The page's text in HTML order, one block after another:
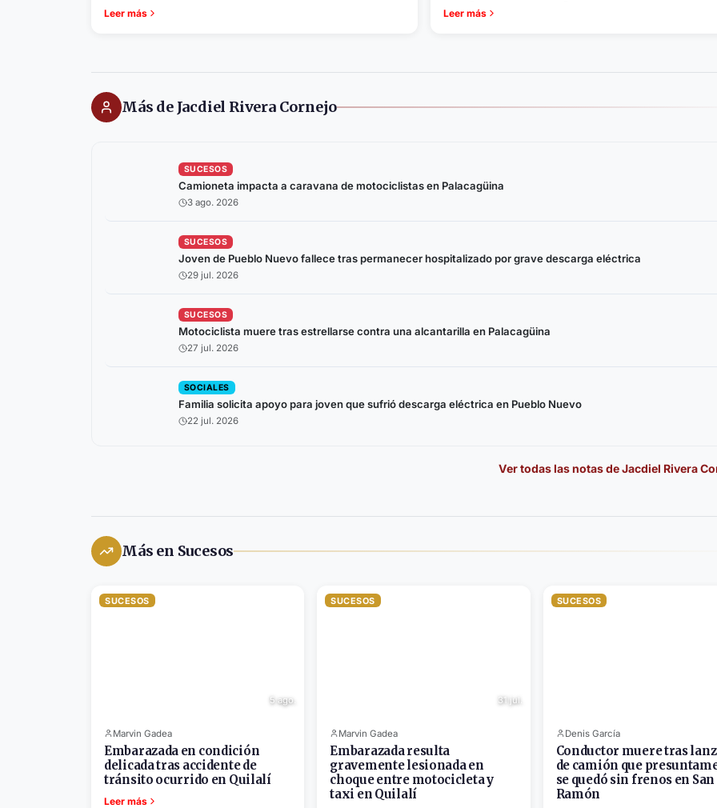
Leer más Leer más
Más de Jacdiel Rivera Cornejo
SUCESOS
Camioneta impacta a caravana de motociclistas en Palacagüina
3 ago. 2026
SUCESOS
Joven de Pueblo Nuevo fallece tras permanecer hospitalizado por grave descarga eléctrica
29 jul. 2026
SUCESOS
Motociclista muere tras estrellarse contra una alcantarilla en Palacagüina
27 jul. 2026
SOCIALES
Familia solicita apoyo para joven que sufrió descarga eléctrica en Pueblo Nuevo
22 jul. 2026
Ver todas las notas deJacdiel Rivera
Más en Sucesos
SUCESOS
5 ago.
Marvin Gadea
Embarazada en condición
delicada tras accidente de
tránsito ocurrido en Quilalí
Leer más
SUCESOS
31 jul.
Marvin Gadea
Embarazada resulta
gravemente lesionada en
choque entre motocicleta y
taxi en Quilalí
SUCESOS
Denis García
Conductor muere tras
de camión que
se quedó sin frenos en San
Ramón